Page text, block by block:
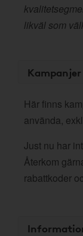
likväl som
Här finns
använda,
Just nu har
Återkom
rabattkoder